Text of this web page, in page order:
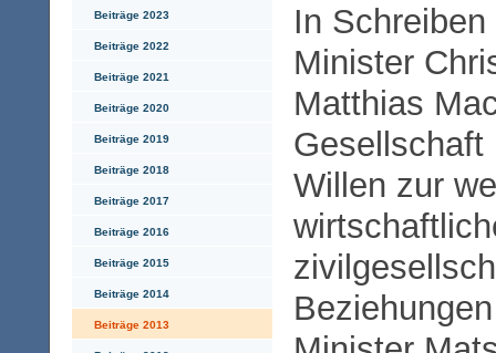
Beiträge 2023
Beiträge 2022
Beiträge 2021
Beiträge 2020
Beiträge 2019
Beiträge 2018
Beiträge 2017
Beiträge 2016
Beiträge 2015
Beiträge 2014
Beiträge 2013
In
Minister
Matthias
Gesellschaft
Willen zur